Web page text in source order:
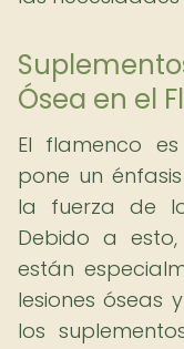
Ósea en el
El flamenco
pone un
la fuerza de
Debido a
están
lesiones óseas
los